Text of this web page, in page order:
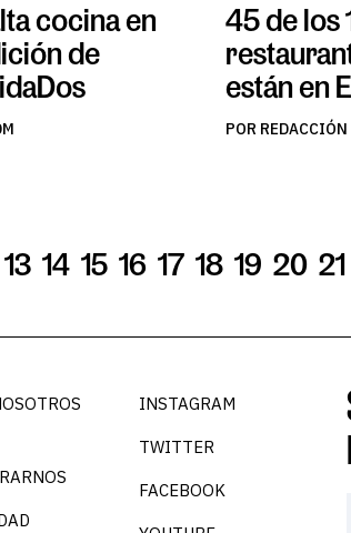
cocina en
de
45 de los
están en
POR REDACCIÓN
13 14 15 16 17 18 19 20 21
INSTAGRAM
TWITTER
FACEBOOK